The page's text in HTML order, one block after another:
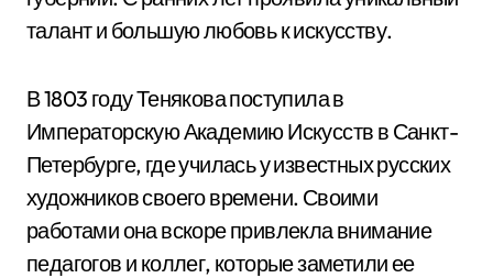
талант и большую любовь к искусству.
В 1803 году Тенякова поступила в
Императорскую Академию Искусств в Санкт-
Петербурге, где училась у известных русских
художников своего времени. Своими
работами она вскоре привлекла внимание
педагогов и коллег, которые заметили ее